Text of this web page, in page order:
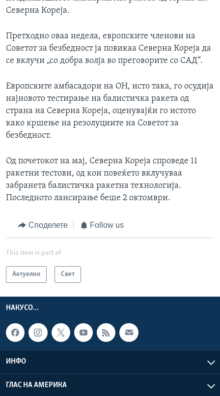
Северна Кореја.
Претходно оваа недела, европските членови на
Советот за безбедност ја повикаа Северна Кореја да
се вклучи „со добра волја во преговорите со САД“.
Европските амбасадори на ОН, исто така, го осудија
најновото тестирање на балистичка ракета од
страна на Северна Кореја, оценувајќи го истото
како кршење на резолуциите на Советот за
безбедност.
Од почетокот на мај, Северна Кореја спроведе 11
ракетни тестови, од кои повеќето вклучуваа
забранета балистичка ракетна технологија.
Последното лансирање беше 2 октомври.
Споделете Follow us
This item is part of
Актуелно Свет
НАКУСО...
ИНФО
ГЛАС НА АМЕРИКА